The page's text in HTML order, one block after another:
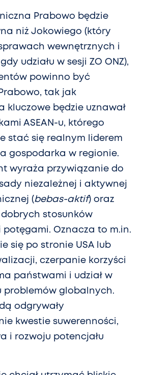
Prabowo będzie
niż Jokowiego (który
wewnętrznych i
udziału w sesji ZO ONZ),
powinno być
tak jak
kluczowe będzie uznawał
ASEAN-u, którego
stać się realnym liderem
gospodarka w regionie.
wyraża przywiązanie do
niezależnej i aktywnej
(bebas-aktif) oraz
stosunków
potęgami. Oznacza to m.in.
się po stronie USA lub
czerpanie korzyści
państwami i udział w
problemów globalnych.
odgrywały
kwestie suwerenności,
i rozwoju potencjału